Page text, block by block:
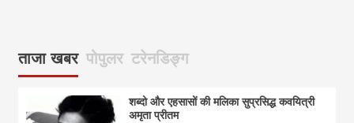
ताजा खबर पोपुलर टरेनडिङ्ग
शब्दो और एहसासों की मलिका सुप्रसिद्ध कवयित्री
अमृता प्रीतम